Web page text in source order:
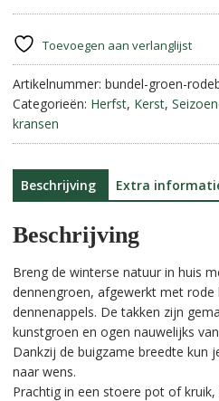
Bessen-
Kunstgroen
||
41
cm
aantal
Toevoegen aan verlanglijst
Artikelnummer: bundel-groen-
Categorieën: Herfst, Kerst,
kransen
Beschrijving Extra
Beschrijving
Breng de winterse natuur in huis
dennengroen, afgewerkt met rode
dennenappels. De takken zijn
kunstgroen en ogen nauwelijks
Dankzij de buigzame breedte kun
naar wens.
Prachtig in een stoere pot of